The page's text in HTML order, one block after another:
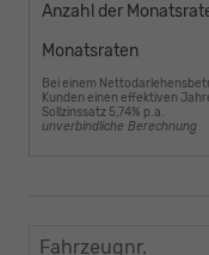
Anzahl der
Monatsraten
Bei einem
Kunden einen effektiven
Sollzinssatz 5,74% p.a.
unverbindliche Berechnung
Fahrzeugnr.